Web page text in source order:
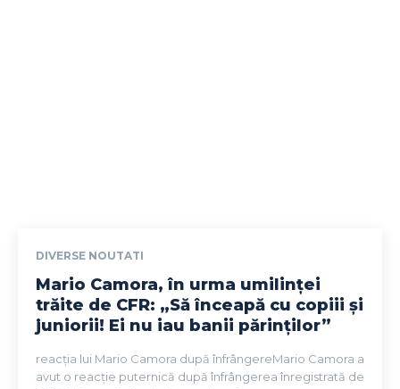
DIVERSE NOUTATI
Mario Camora, în urma umilinței
trăite de CFR: „Să înceapă cu copiii și
juniorii! Ei nu iau banii părinților”
reacția lui Mario Camora după înfrângereMario Camora a
avut o reacție puternică după înfrângerea înregistrată de